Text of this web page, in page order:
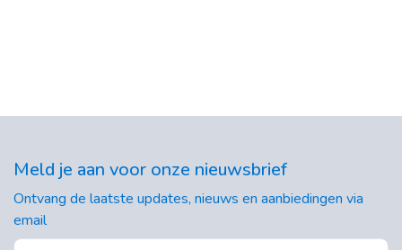
Meld je aan voor onze nieuwsbrief
Ontvang de laatste updates, nieuws en aanbiedingen via
email